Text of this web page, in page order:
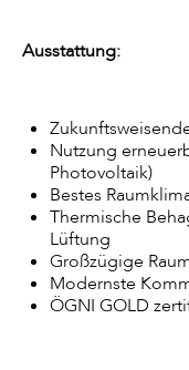
Ausstattung:
Nutzung
Photovoltaik)
Bestes
Thermische
Lüftung
Großzügige
Modernste
ÖGNI GOLD